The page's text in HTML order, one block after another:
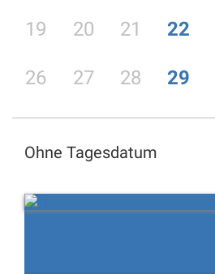
19 20 21 22
26 27 28 29
Ohne Tagesdatum